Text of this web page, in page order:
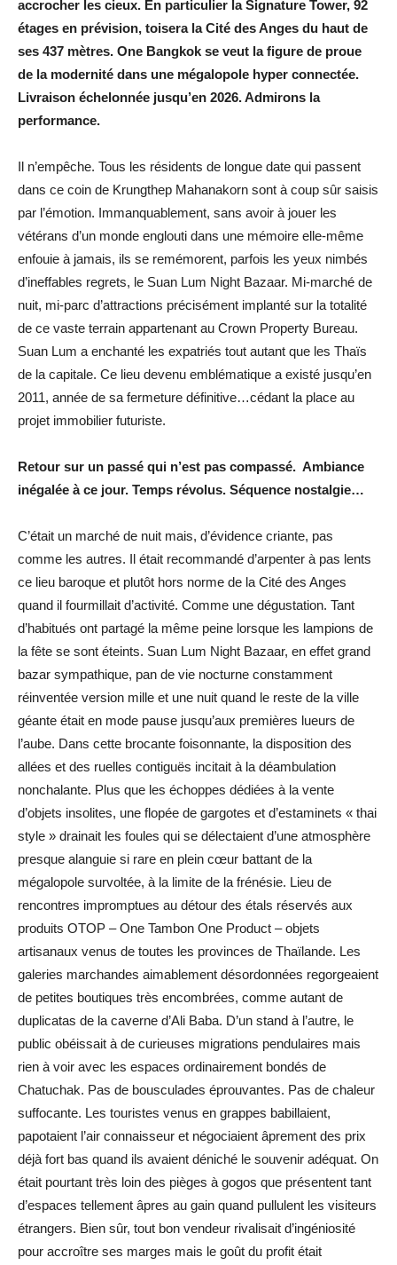
accrocher les cieux. En particulier la Signature Tower, 92
étages en prévision, toisera la Cité des Anges du haut de
ses 437 mètres. One Bangkok se veut la figure de proue
de la modernité dans une mégalopole hyper connectée.
Livraison échelonnée jusqu’en 2026. Admirons la
performance.
Il n’empêche. Tous les résidents de longue date qui passent
dans ce coin de Krungthep Mahanakorn sont à coup sûr saisis
par l’émotion. Immanquablement, sans avoir à jouer les
vétérans d’un monde englouti dans une mémoire elle-même
enfouie à jamais, ils se remémorent, parfois les yeux nimbés
d’ineffables regrets, le Suan Lum Night Bazaar. Mi-marché de
nuit, mi-parc d’attractions précisément implanté sur la totalité
de ce vaste terrain appartenant au Crown Property Bureau.
Suan Lum a enchanté les expatriés tout autant que les Thaïs
de la capitale. Ce lieu devenu emblématique a existé jusqu’en
2011, année de sa fermeture définitive…cédant la place au
projet immobilier futuriste.
Retour sur un passé qui n’est pas compassé. Ambiance
inégalée à ce jour. Temps révolus. Séquence nostalgie…
C’était un marché de nuit mais, d’évidence criante, pas
comme les autres. Il était recommandé d’arpenter à pas lents
ce lieu baroque et plutôt hors norme de la Cité des Anges
quand il fourmillait d’activité. Comme une dégustation. Tant
d’habitués ont partagé la même peine lorsque les lampions de
la fête se sont éteints. Suan Lum Night Bazaar, en effet grand
bazar sympathique, pan de vie nocturne constamment
réinventée version mille et une nuit quand le reste de la ville
géante était en mode pause jusqu’aux premières lueurs de
l’aube. Dans cette brocante foisonnante, la disposition des
allées et des ruelles contiguës incitait à la déambulation
nonchalante. Plus que les échoppes dédiées à la vente
d’objets insolites, une flopée de gargotes et d’estaminets « thai
style » drainait les foules qui se délectaient d’une atmosphère
presque alanguie si rare en plein cœur battant de la
mégalopole survoltée, à la limite de la frénésie. Lieu de
rencontres impromptues au détour des étals réservés aux
produits OTOP – One Tambon One Product – objets
artisanaux venus de toutes les provinces de Thaïlande. Les
galeries marchandes aimablement désordonnées regorgeaient
de petites boutiques très encombrées, comme autant de
duplicatas de la caverne d’Ali Baba. D’un stand à l’autre, le
public obéissait à de curieuses migrations pendulaires mais
rien à voir avec les espaces ordinairement bondés de
Chatuchak. Pas de bousculades éprouvantes. Pas de chaleur
suffocante. Les touristes venus en grappes babillaient,
papotaient l’air connaisseur et négociaient âprement des prix
déjà fort bas quand ils avaient déniché le souvenir adéquat. On
était pourtant très loin des pièges à gogos que présentent tant
d’espaces tellement âpres au gain quand pullulent les visiteurs
étrangers. Bien sûr, tout bon vendeur rivalisait d’ingéniosité
pour accroître ses marges mais le goût du profit était